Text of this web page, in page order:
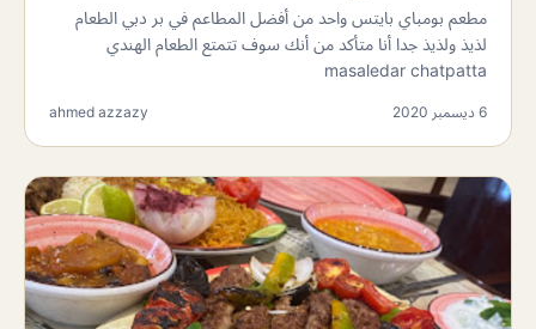
مطعم بومباي بايتس واحد من أفضل المطاعم في بر دبي الطعام
لذيذ ولذيذ جدا أنا متأكد من أنك سوف تتمتع الطعام الهندي
masaledar chatpatta
6 ديسمبر 2020 ahmed azzazy